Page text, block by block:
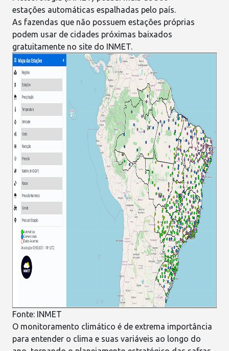
estações automáticas espalhadas pelo país.
As fazendas que não possuem estações próprias
podem usar de cidades próximas baixados
gratuitamente no site do INMET.
Fonte: INMET
O monitoramento climático é de extrema importância
para entender o clima e suas variáveis ao longo do